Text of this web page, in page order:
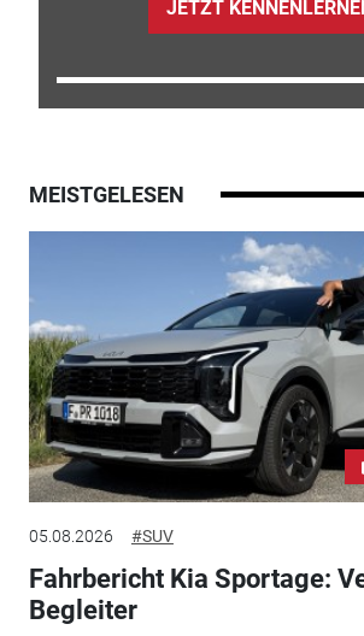
JETZT
MEISTGELESEN
05.08.2026 #SUV
Fahrbericht Kia Sportage:
Begleiter